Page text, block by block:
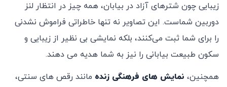
زیبایی چون شترهای آزاد در بیابان، همه چیز در انتظار لنز
دوربین شماست. این تصاویر نه تنها خاطراتی فراموش ‌نشدنی
را برای شما ثبت می‌کنند، بلکه نمایشی بی ‌نظیر از زیبایی و
سکون طبیعت بیابانی را نیز به شما هدیه می ‌دهند.
همچنین، نمایش‌ های فرهنگی زنده مانند رقص ‌های سنتی،